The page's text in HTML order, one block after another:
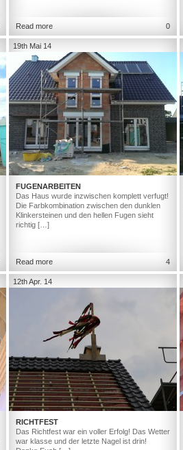
Read more 0
19th Mai 14
FUGENARBEITEN
Das Haus wurde inzwischen komplett verfugt!
Die Farbkombination zwischen den dunklen
Klinkersteinen und den hellen Fugen sieht
richtig […]
Read more 4
12th Apr. 14
RICHTFEST
Das Richtfest war ein voller Erfolg! Das Wetter
war klasse und der letzte Nagel ist drin!